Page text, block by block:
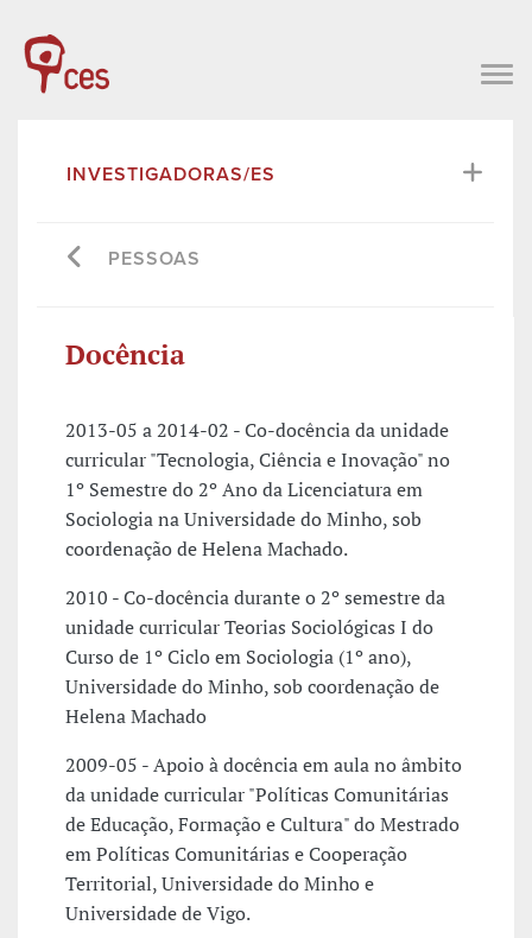
INVESTIGADORAS/ES
PESSOAS
Docência
2013-05 a 2014-02 - Co-docência da unidade
curricular "Tecnologia, Ciência e Inovação" no
1º Semestre do 2º Ano da Licenciatura em
Sociologia na Universidade do Minho, sob
coordenação de Helena Machado.
2010 - Co-docência durante o 2º semestre da
unidade curricular Teorias Sociológicas I do
Curso de 1º Ciclo em Sociologia (1º ano),
Universidade do Minho, sob coordenação de
Helena Machado
2009-05 - Apoio à docência em aula no âmbito
da unidade curricular "Políticas Comunitárias
de Educação, Formação e Cultura" do Mestrado
em Políticas Comunitárias e Cooperação
Territorial, Universidade do Minho e
Universidade de Vigo.